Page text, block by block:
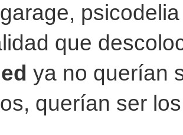
que
ya no querían
querían ser